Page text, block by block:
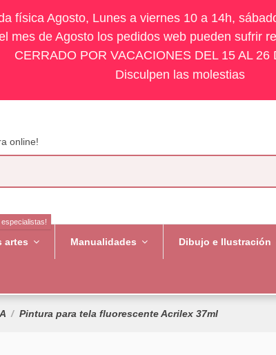
física Agosto, Lunes a viernes 10 a 14h,
mes de Agosto los pedidos web pueden sufrir
CERRADO POR VACACIONES DEL 15 AL 26
Disculpen las molestias
online!
artes
especialistas!
Manualidades Dibujo e Ilustración
Pintura para tela fluorescente Acrilex 37ml